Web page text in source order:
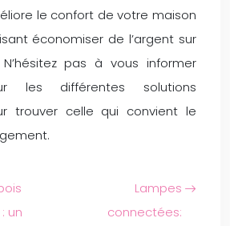
le confort de votre maison
économiser de l’argent sur
pas à vous informer
les différentes solutions
trouver celle qui convient le
un
Lampes
connectées: